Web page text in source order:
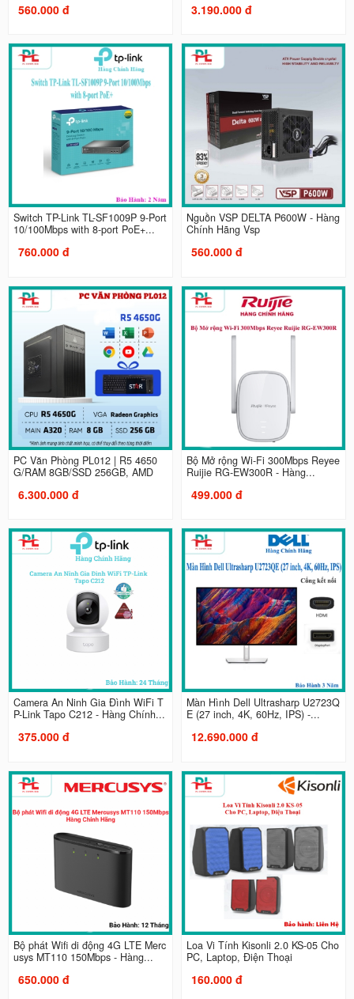
560.000 đ 3.190.000 đ
Switch TP-Link TL-SF1009P 9-Port
10/100Mbps with 8-port PoE+...
760.000 đ
Nguồn VSP DELTA P600W - Hàng
Chính Hãng Vsp
560.000 đ
PC Văn Phòng PL012 | R5 4650
G/RAM 8GB/SSD 256GB, AMD
6.300.000 đ
Bộ Mở rộng Wi-Fi 300Mbps Reyee
Ruijie RG-EW300R - Hàng...
499.000 đ
Camera An Ninh Gia Đình WiFi T
P-Link Tapo C212 - Hàng Chính...
375.000 đ
Màn Hình Dell Ultrasharp U2723Q
E (27 inch, 4K, 60Hz, IPS) -...
12.690.000 đ
Bộ phát Wifi di động 4G LTE Merc
usys MT110 150Mbps - Hàng...
650.000 đ
Loa Vi Tính Kisonli 2.0 KS-05 Cho
PC, Laptop, Điện Thoại
160.000 đ